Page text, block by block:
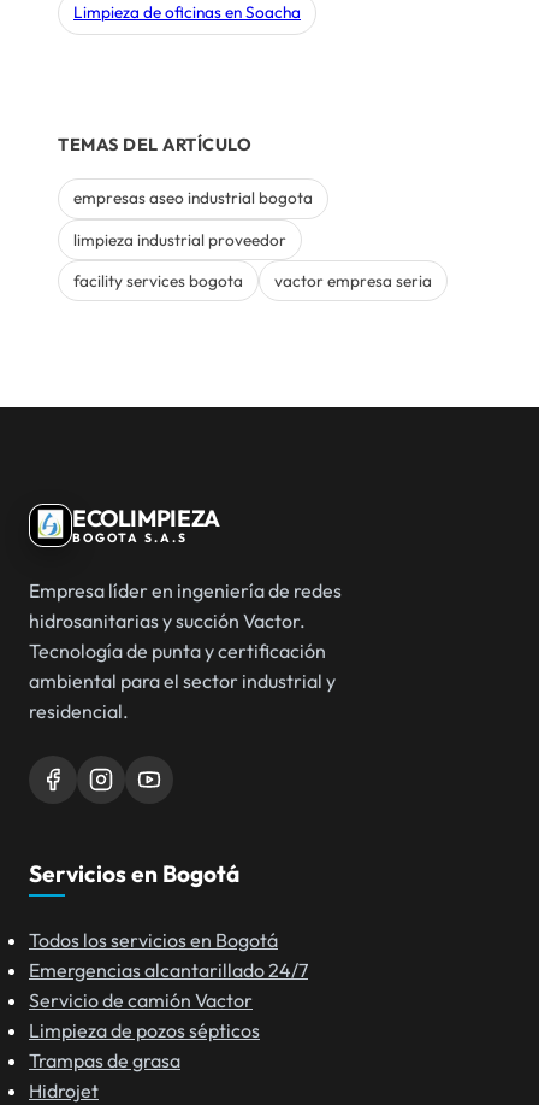
Limpieza de oficinas en Soacha
TEMAS DEL ARTÍCULO
empresas aseo industrial bogota
limpieza industrial proveedor
facility services bogota
vactor empresa seria
ECOLIMPIEZA
BOGOTA S.A.S
Empresa líder en ingeniería de redes
hidrosanitarias y succión Vactor.
Tecnología de punta y certificación
ambiental para el sector industrial y
residencial.
Servicios en Bogotá
Todos los servicios en Bogotá
Emergencias alcantarillado 24/7
Servicio de camión Vactor
Limpieza de pozos sépticos
Trampas de grasa
Hidrojet